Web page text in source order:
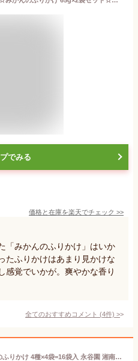
でみる
価格と在庫を楽天でチェック >>
「みかんのふりかけ」はいか
たふりかけはあまり見かけな
感覚でいかが。爽やかな香り
全てのおすすめコメント (4件) >
横浜土産 神奈川限定 おとなのふりかけ 4種×4袋=16袋入 永谷園 湘南しらすと小田原産かまぼこ シューマイ風 葉山牛 三崎まぐろ 4種類のふりかけ詰め合わせ ご当地ふりかけ